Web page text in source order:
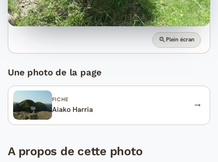
Plein écran
Une photo de la page
FICHE
Aiako Harria
A propos de cette photo